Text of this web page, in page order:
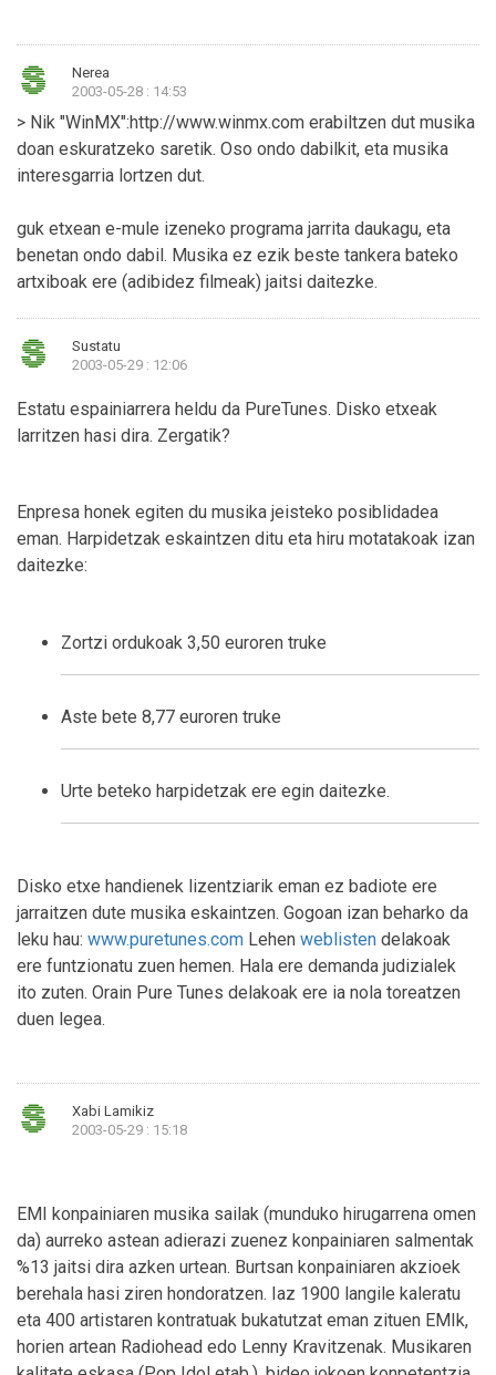
Nerea
2003-05-28 : 14:53
> Nik "WinMX":http://www.winmx.com erabiltzen dut musika
doan eskuratzeko saretik. Oso ondo dabilkit, eta musika
interesgarria lortzen dut.
guk etxean e-mule izeneko programa jarrita daukagu, eta
benetan ondo dabil. Musika ez ezik beste tankera bateko
artxiboak ere (adibidez filmeak) jaitsi daitezke.
Sustatu
2003-05-29 : 12:06
Estatu espainiarrera heldu da PureTunes. Disko etxeak
larritzen hasi dira. Zergatik?
Enpresa honek egiten du musika jeisteko posiblidadea
eman. Harpidetzak eskaintzen ditu eta hiru motatakoak izan
daitezke:
Zortzi ordukoak 3,50 euroren truke
Aste bete 8,77 euroren truke
Urte beteko harpidetzak ere egin daitezke.
Disko etxe handienek lizentziarik eman ez badiote ere
jarraitzen dute musika eskaintzen. Gogoan izan beharko da
leku hau: www.puretunes.com Lehen weblisten delakoak
ere funtzionatu zuen hemen. Hala ere demanda judizialek
ito zuten. Orain Pure Tunes delakoak ere ia nola toreatzen
duen legea.
Xabi Lamikiz
2003-05-29 : 15:18
EMI konpainiaren musika sailak (munduko hirugarrena omen
da) aurreko astean adierazi zuenez konpainiaren salmentak
%13 jaitsi dira azken urtean. Burtsan konpainiaren akzioek
berehala hasi ziren hondoratzen. Iaz 1900 langile kaleratu
eta 400 artistaren kontratuak bukatutzat eman zituen EMIk,
horien artean Radiohead edo Lenny Kravitzenak. Musikaren